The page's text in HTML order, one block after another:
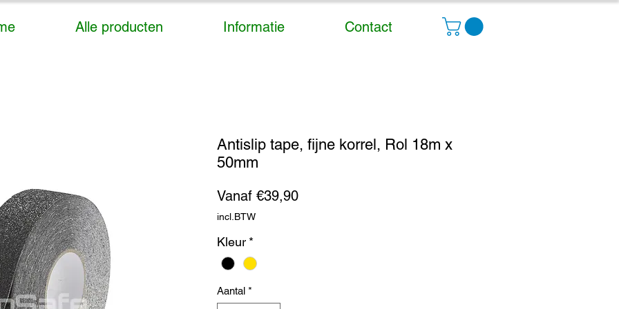
Alle producten Informatie Contact
Antislip tape, fijne korrel, Rol 18m x
50mm
Vanaf €39,90Verkoopprijs
incl.BTW
Kleur *
Aantal *